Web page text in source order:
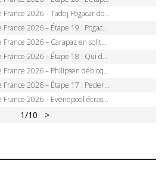
– Tadej Pogacar dompte l’Alpe d’Huez, 5e victoire, record de Pantani pulvérisé
– Étape 19 : Pogacar peut-il enfin dompter l’Alpe d’Huez ?
– Carapaz en solitaire à Orcières-Merlette, Paret-Peintre à un point du maillot à pois
– Étape 18 : Qui domptera Orcières-Merlette, première marche vers l’Alpe d’Huez ?
– Philipsen débloque son compteur à Voiron, Pedersen en danger pour le maillot vert
– Étape 17 : Pedersen peut-il verrouiller le maillot vert à Voiron ?
– Evenepoel écrase le chrono d’Évian, Seixas 4e, Lipowitz abandonne
1/10 >